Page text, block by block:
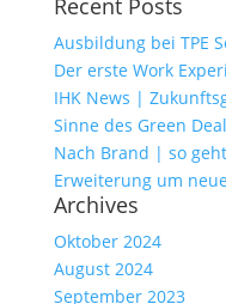
nach:
Recent Posts
Ausbildung bei TPE
Der erste Work
IHK News |
Sinne des Green
Nach Brand | so
Erweiterung um
Archives
Oktober 2024
August 2024
September 2023